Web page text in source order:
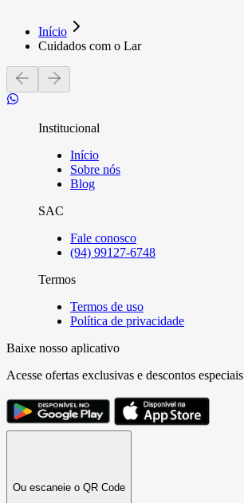
Início
Cuidados com o Lar
Institucional
Início
Sobre nós
Blog
SAC
Fale conosco
(94) 99127-6748
Termos
Termos de uso
Política de privacidade
Baixe nosso aplicativo
Acesse ofertas exclusivas e descontos especiais
Ou escaneie o QR Code